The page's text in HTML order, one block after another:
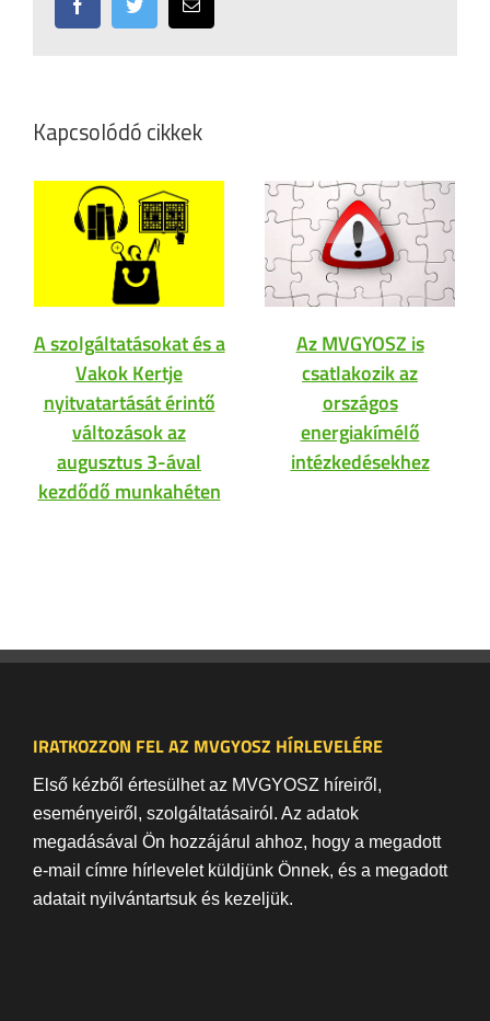
FacebookTwitter Email:
Kapcsolódó cikkek
A szolgáltatásokat és a
Vakok Kertje
nyitvatartását érintő
változások az
augusztus 3-ával
kezdődő munkahéten
Az MVGYOSZ is
csatlakozik az
országos
energiakímélő
intézkedésekhez
IRATKOZZON FEL AZ MVGYOSZ HÍRLEVELÉRE
Első kézből értesülhet az MVGYOSZ híreiről,
eseményeiről, szolgáltatásairól. Az adatok
megadásával Ön hozzájárul ahhoz, hogy a megadott
e-mail címre hírlevelet küldjünk Önnek, és a megadott
adatait nyilvántartsuk és kezeljük.